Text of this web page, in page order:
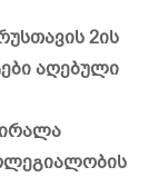
2ის
აღებული